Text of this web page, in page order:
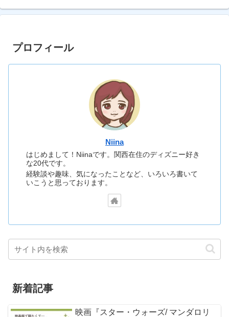
プロフィール
Niina
はじめまして！Niinaです。関西在住のディズニー好き
な20代です。
経験談や趣味、気になったことなど、いろいろ書いて
いこうと思っております。
新着記事
映画『スター・ウォーズ/ マンダロリ